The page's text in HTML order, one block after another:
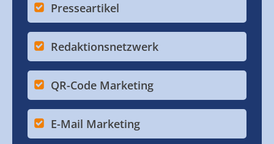
Presseartikel
Redaktionsnetzwerk
QR-Code Marketing
E-Mail Marketing